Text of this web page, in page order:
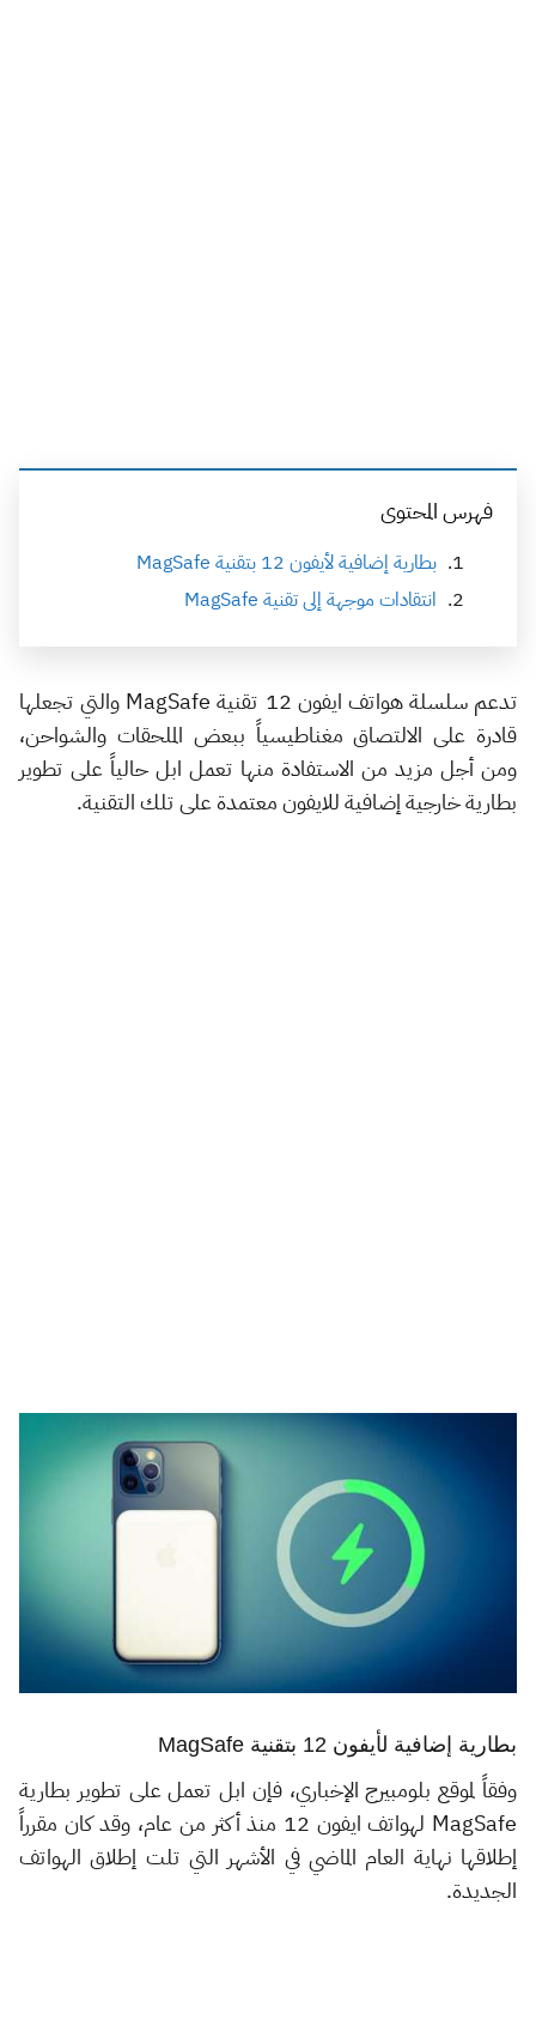
فهرس المحتوى
بطارية إضافية لأيفون 12 بتقنية MagSafe
انتقادات موجهة إلى تقنية MagSafe
تدعم سلسلة هواتف ايفون 12 تقنية MagSafe والتي تجعلها
قادرة على الالتصاق مغناطيسياً ببعض الملحقات والشواحن،
ومن أجل مزيد من الاستفادة منها تعمل ابل حالياً على تطوير
بطارية خارجية إضافية للايفون معتمدة على تلك التقنية.
بطارية إضافية لأيفون 12 بتقنية MagSafe
وفقاً لموقع بلومبيرج الإخباري، فإن ابل تعمل على تطوير بطارية
MagSafe لهواتف ايفون 12 منذ أكثر من عام، وقد كان مقرراً
إطلاقها نهاية العام الماضي في الأشهر التي تلت إطلاق الهواتف
الجديدة.